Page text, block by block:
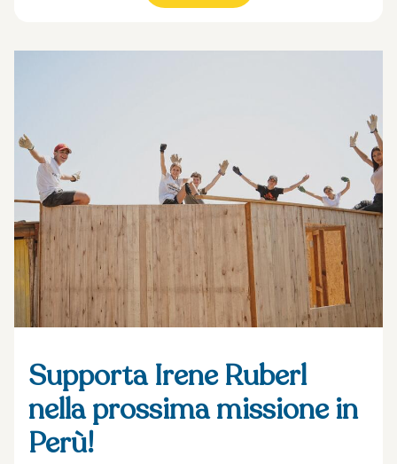
Supporta Irene Ruberl
nella prossima missione in
Perù!